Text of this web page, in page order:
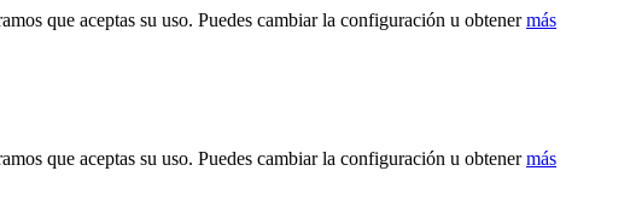
que aceptas su uso. Puedes cambiar la configuración u obtenermás
que aceptas su uso. Puedes cambiar la configuración u obtenermás